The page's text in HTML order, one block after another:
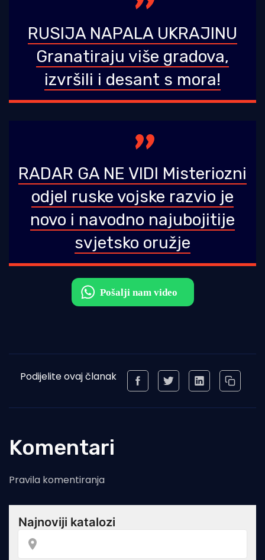
RUSIJA NAPALA UKRAJINU
Granatiraju više gradova,
izvršili i desant s mora!
RADAR GA NE VIDI Misteriozni
odjel ruske vojske razvio je
novo i navodno najubojitije
svjetsko oružje
Podijelite ovaj članak
Komentari
Pravila komentiranja